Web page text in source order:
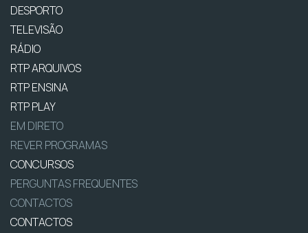
DESPORTO
TELEVISÃO
RÁDIO
RTP ARQUIVOS
RTP ENSINA
RTP PLAY
EM DIRETO
REVER PROGRAMAS
CONCURSOS
PERGUNTAS FREQUENTES
CONTACTOS
CONTACTOS